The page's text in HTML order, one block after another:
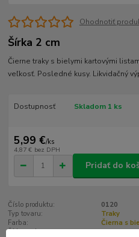
Ohodnotiť
Šírka 2 cm
Čierne traky s bielymi kartovými
veľkosť. Posledné kusy. Likvidačný
Dostupnosť Skladom 1 ks
5,99 €/ks
4,87 € bez DPH
Pridať do
Číslo produktu:
0120
Typ tovaru:
Traky
Farba:
Čierna s
Šírka traku:
2 cm